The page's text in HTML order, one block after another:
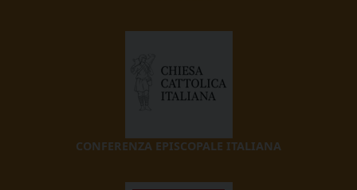
CONFERENZA EPISCOPALE ITALIANA